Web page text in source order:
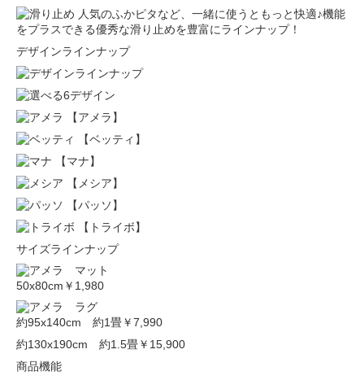
人気のふかピタなど、一緒に使うともっと快適♪機能
をプラスできる優秀な滑り止めを豊富にラインナップ！
デザインラインナップ
【アメラ】
【ベッティ】
【マナ】
【メシア】
【パッソ】
【トライボ】
サイズラインナップ
50x80cm ￥1,980
約95x140cm 約1畳￥7,990
約130x190cm 約1.5畳￥15,900
商品機能